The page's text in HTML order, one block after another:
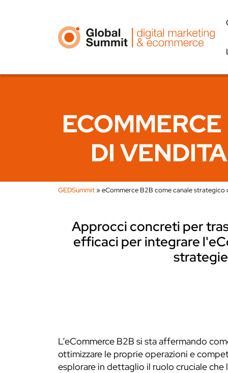
DI
GEDSummit»eCommerce B2B come canale
Approcci concreti per
efficaci per integrare
L’eCommerce B2B si sta affermando
ottimizzare le proprie operazioni e
esplorare in dettaglio il ruolo cruciale che